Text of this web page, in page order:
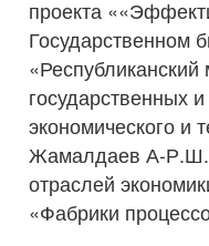
проекта
Государственном
государственных
экономического и
Жамалдаев А-Р.Ш.
отраслей
«Фабрики